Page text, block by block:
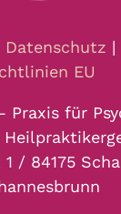
Datenschutz |
EU
Praxis für
/ 84175